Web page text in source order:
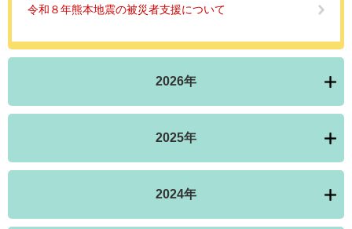
令和８年熊本地震の被災者支援について
2026年
2025年
2024年